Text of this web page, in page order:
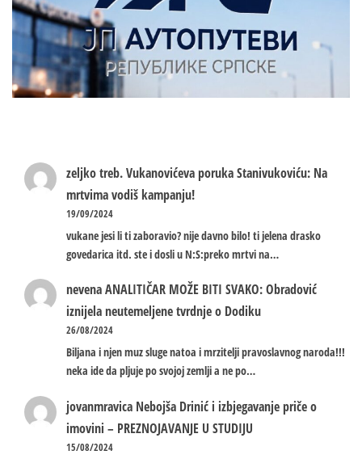
zeljko treb.Vukanovićeva poruka Stanivukoviću: Na
mrtvima vodiš kampanju!
19/09/2024
vukane jesi li ti zaboravio? nije davno bilo! ti jelena drasko
govedarica itd. ste i dosli u N:S:preko mrtvi na…
nevenaANALITIČAR MOŽE BITI SVAKO: Obradović
iznijela neutemeljene tvrdnje o Dodiku
26/08/2024
Biljana i njen muz sluge natoa i mrzitelji pravoslavnog naroda!!!
neka ide da pljuje po svojoj zemlji a ne po…
jovanmravica Nebojša Drinić i izbjegavanje priče o
imovini – PREZNOJAVANJE U STUDIJU
15/08/2024